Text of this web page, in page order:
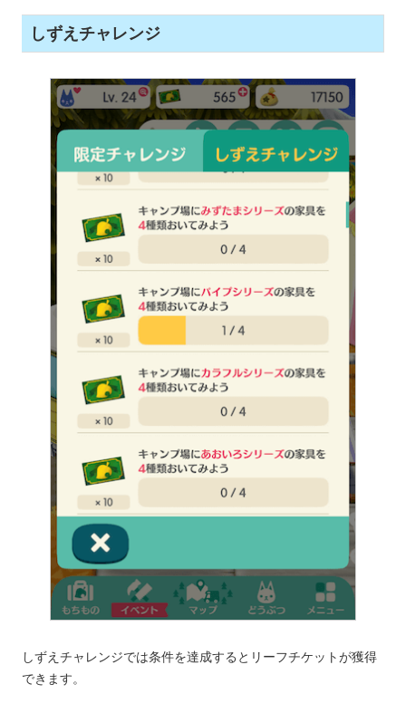
しずえチャレンジ
しずえチャレンジでは条件を達成するとリーフチケットが獲得
できます。